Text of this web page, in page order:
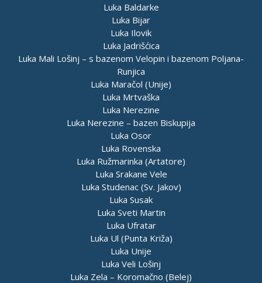
Luka Baldarke
Luka Bijar
Luka Ilovik
Luka Jadrišćica
Luka Mali Lošinj – s bazenom Velopin i bazenom Poljana-
Runjica
Luka Maračol (Unije)
Luka Mrtvaška
Luka Nerezine
Luka Nerezine – bazen Biskupija
Luka Osor
Luka Rovenska
Luka Ružmarinka (Artatore)
Luka Srakane Vele
Luka Studenac (Sv. Jakov)
Luka Susak
Luka Sveti Martin
Luka Ufratar
Luka Ul (Punta Križa)
Luka Unije
Luka Veli Lošinj
Luka Zela – Koromačno (Belej)